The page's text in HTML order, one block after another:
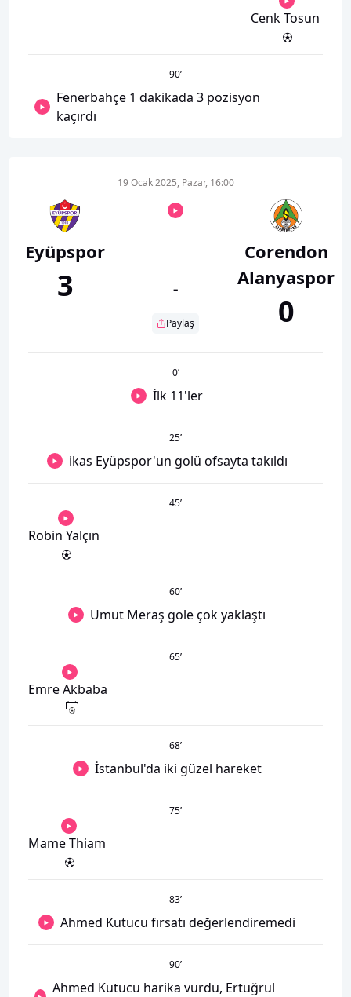
Cenk Tosun
90’
Fenerbahçe 1 dakikada 3 pozisyon
kaçırdı
Eyüpspor
3
19 Ocak 2025, Pazar, 16:00
-
Paylaş
Corendon
Alanyaspor
0
0’
İlk 11'ler
25’
ikas Eyüpspor'un golü ofsayta takıldı
45’
Robin Yalçın
60’
Umut Meraş gole çok yaklaştı
65’
Emre Akbaba
68’
İstanbul'da iki güzel hareket
75’
Mame Thiam
83’
Ahmed Kutucu fırsatı değerlendiremedi
90’
Ahmed Kutucu harika vurdu, Ertuğrul